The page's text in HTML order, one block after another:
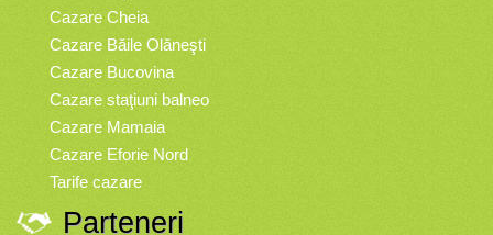
Cazare Cheia
Cazare Băile Olăneşti
Cazare Bucovina
Cazare staţiuni balneo
Cazare Mamaia
Cazare Eforie Nord
Tarife cazare
Parteneri